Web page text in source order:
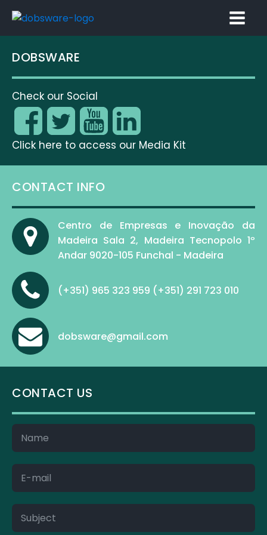
DOBSWARE
Check our Social
Click here to access our Media Kit
CONTACT INFO
Centro de Empresas e Inovação da
Madeira Sala 2, Madeira Tecnopolo 1º
Andar 9020-105 Funchal - Madeira
(+351) 965 323 959 (+351) 291 723 010
dobsware@gmail.com
CONTACT US